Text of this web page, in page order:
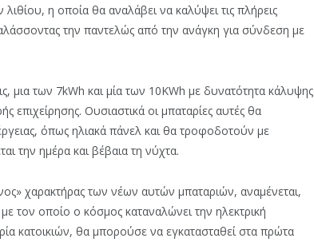
λιθίου, η οποία θα αναλάβει να καλύψει τις πλήρεις
την παντελώς από την ανάγκη για σύνδεση με
των 7kWh και μία των 10KWh με δυνατότητα κάλυψης
επιχείρησης. Ουσιαστικά οι μπαταρίες αυτές θα
όπως ηλιακά πάνελ και θα τροφοδοτούν με
την ημέρα και βέβαια τη νύχτα.
χαρακτήρας των νέων αυτών μπαταριών, αναμένεται,
τον οποίο ο κόσμος καταναλώνει την ηλεκτρική
κατοικιών, θα μπορούσε να εγκατασταθεί στα πρώτα